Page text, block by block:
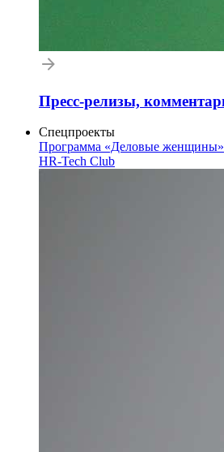
Пресс-релизы,
Спецпроекты
Программа «Деловые женщины»
HR-Tech Club